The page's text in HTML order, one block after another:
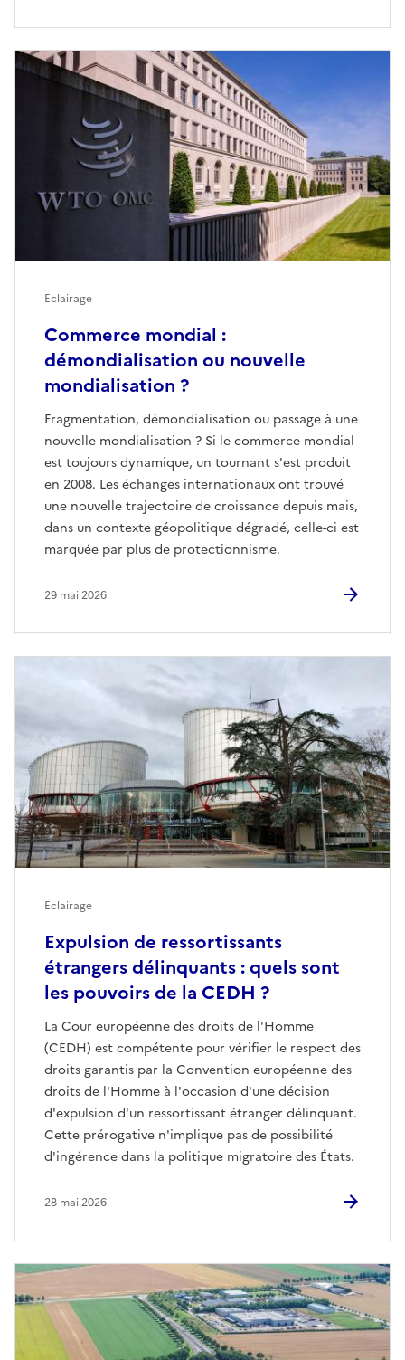
Commerce mondial :
démondialisation ou nouvelle
mondialisation ?
Fragmentation, démondialisation ou passage à une
nouvelle mondialisation ? Si le commerce mondial
est toujours dynamique, un tournant s'est produit
en 2008. Les échanges internationaux ont trouvé
une nouvelle trajectoire de croissance depuis mais,
dans un contexte géopolitique dégradé, celle-ci est
marquée par plus de protectionnisme.
Eclairage
29 mai 2026
Expulsion de ressortissants
étrangers délinquants : quels sont
les pouvoirs de la CEDH ?
La Cour européenne des droits de l'Homme
(CEDH) est compétente pour vérifier le respect des
droits garantis par la Convention européenne des
droits de l'Homme à l'occasion d'une décision
d'expulsion d'un ressortissant étranger délinquant.
Cette prérogative n'implique pas de possibilité
d'ingérence dans la politique migratoire des États.
Eclairage
28 mai 2026